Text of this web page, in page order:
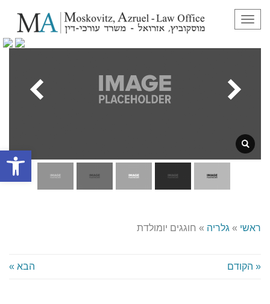
פתח
תפריט
ראשי » גלריה » חוגגים יומולדת
« הקודם הבא »